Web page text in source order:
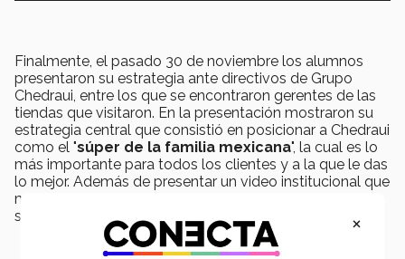
Finalmente, el pasado 30 de noviembre los alumnos
presentaron su estrategia ante directivos de Grupo
Chedraui, entre los que se encontraron gerentes de las
tiendas que visitaron. En la presentación mostraron su
estrategia central que consistió en posicionar a Chedraui
como el "súper de la familia mexicana", la cual es lo
más importante para todos los clientes y a la que le das
lo mejor. Además de presentar un video institucional que
motiva al personal a trabajar en equipo y brindar un
servicio de calidad y precios bajos.
×